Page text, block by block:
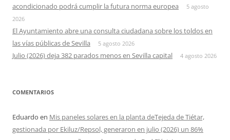
acondicionado podrá cumplir la futura norma europea
5 agosto
2026
El Ayuntamiento abre una consulta ciudadana sobre los toldos en
las vías públicas de Sevilla
5 agosto 2026
Julio (2026) deja 382 parados menos en Sevilla capital 4 agosto 2026
COMENTARIOS
Eduardo en Mis paneles solares en la planta deTejeda de Tiétar,
gestionada por Ekiluz/Repsol, generaron en julio (2026) un 86%